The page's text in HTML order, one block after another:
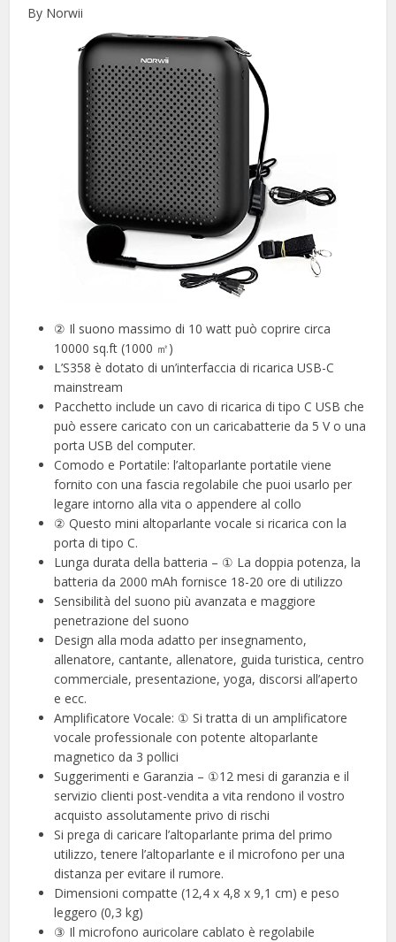
By Norwii
② Il suono massimo di 10 watt può coprire circa
10000 sq.ft (1000 ㎡)
L’S358 è dotato di un’interfaccia di ricarica USB-C
mainstream
Pacchetto include un cavo di ricarica di tipo C USB che
può essere caricato con un caricabatterie da 5 V o una
porta USB del computer.
Comodo e Portatile: l’altoparlante portatile viene
fornito con una fascia regolabile che puoi usarlo per
legare intorno alla vita o appendere al collo
② Questo mini altoparlante vocale si ricarica con la
porta di tipo C.
Lunga durata della batteria – ① La doppia potenza, la
batteria da 2000 mAh fornisce 18-20 ore di utilizzo
Sensibilità del suono più avanzata e maggiore
penetrazione del suono
Design alla moda adatto per insegnamento,
allenatore, cantante, allenatore, guida turistica, centro
commerciale, presentazione, yoga, discorsi all’aperto
e ecc.
Amplificatore Vocale: ① Si tratta di un amplificatore
vocale professionale con potente altoparlante
magnetico da 3 pollici
Suggerimenti e Garanzia – ①12 mesi di garanzia e il
servizio clienti post-vendita a vita rendono il vostro
acquisto assolutamente privo di rischi
Si prega di caricare l’altoparlante prima del primo
utilizzo, tenere l’altoparlante e il microfono per una
distanza per evitare il rumore.
Dimensioni compatte (12,4 x 4,8 x 9,1 cm) e peso
leggero (0,3 kg)
③ Il microfono auricolare cablato è regolabile